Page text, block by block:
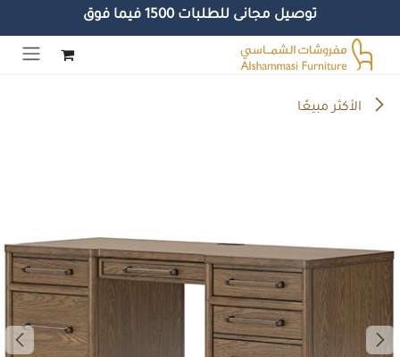
توصيل مجانى للطلبات 1500 فيما فوق
تخطي للذهاب إلى المحتوى
الأكثر مبيعًا